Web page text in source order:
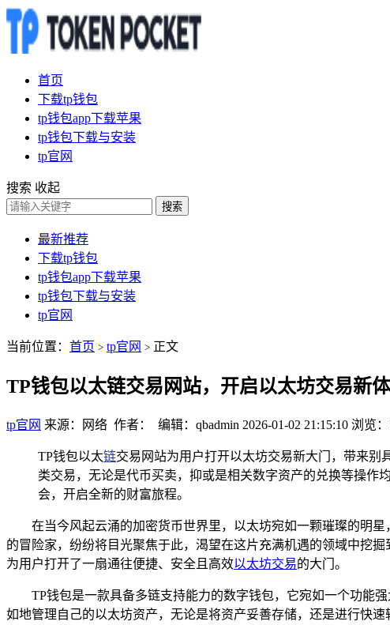
首页
下载tp钱包
tp钱包app下载苹果
tp钱包下载与安装
tp官网
搜索 收起
搜索
最新推荐
下载tp钱包
tp钱包app下载苹果
tp钱包下载与安装
tp官网
当前位置： 首页 > tp官网 > 正文
TP钱包以太链交易网站，开启以太坊交易新
tp官网 来源：网络 作者： 编辑：qbadmin 2026-01-02 21:15:10 浏览：
TP钱包以太链交易网站为用户打开以太坊交易新大门，带来
类交易，无论是代币买卖，抑或是相关数字资产的兑换等操作
会，开启全新的财富旅程。
在当今风起云涌的加密货币世界里，以太坊宛如一颗璀璨的明
的冒险家，纷纷将目光聚焦于此，渴望在这片充满机遇的领域中挖
为用户打开了一扇通往便捷、安全且高效以太坊交易的大门。
TP钱包是一款具备多链支持能力的数字钱包，它宛如一个功能
如地管理自己的以太坊资产，无论是将资产妥善存储，还是进行快